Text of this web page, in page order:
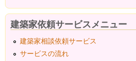
建築家依頼サービスメニュー
建築家相談依頼サービス
サービスの流れ